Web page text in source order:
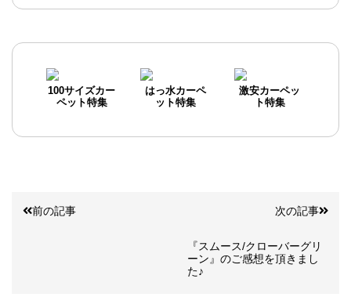
100サイズカー
ペット特集
はっ水カーペ
ット特集
激安カーペッ
ト特集
前の記事 次の記事
『スムース/クローバーグリ
ーン』のご感想を頂きまし
た♪